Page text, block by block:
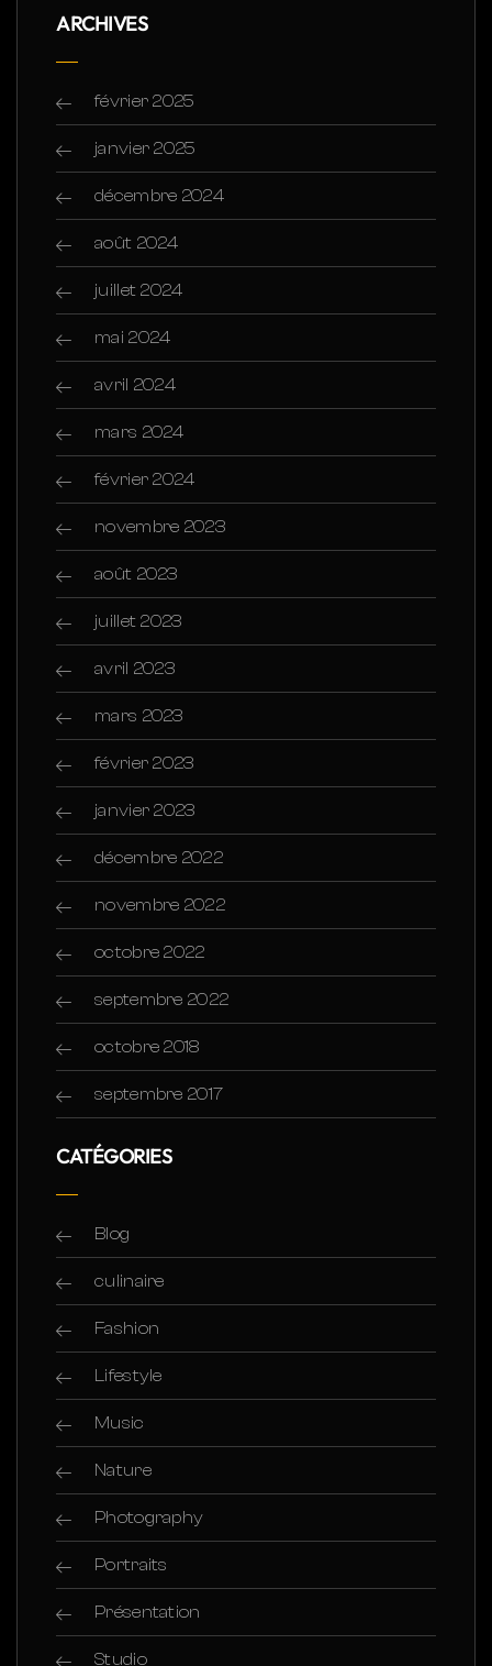
ARCHIVES
février 2025
janvier 2025
décembre 2024
août 2024
juillet 2024
mai 2024
avril 2024
mars 2024
février 2024
novembre 2023
août 2023
juillet 2023
avril 2023
mars 2023
février 2023
janvier 2023
décembre 2022
novembre 2022
octobre 2022
septembre 2022
octobre 2018
septembre 2017
CATÉGORIES
Blog
culinaire
Fashion
Lifestyle
Music
Nature
Photography
Portraits
Présentation
Studio